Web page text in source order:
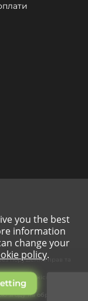
порушення прав та
для якісного
згоду на обробку
you the best
information
change your
policy.